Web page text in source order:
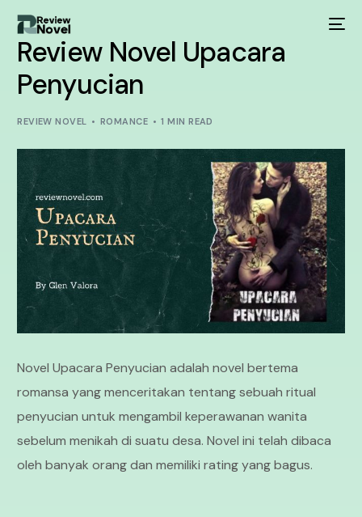
Review Novel Upacara
Penyucian
REVIEW NOVEL ROMANCE 1 MIN READ
Novel Upacara Penyucian adalah novel bertema
romansa yang menceritakan tentang sebuah ritual
penyucian untuk mengambil keperawanan wanita
sebelum menikah di suatu desa. Novel ini telah dibaca
oleh banyak orang dan memiliki rating yang bagus.